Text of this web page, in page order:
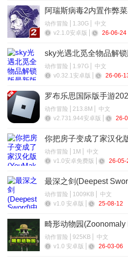
肤等内容，保持游戏的新鲜感和可玩性
阿瑞斯病毒2内置作弊
动作冒险 1.30G
中文
v2.1.0安卓版
26-06-24
sky光遇北觅全物品解
动作冒险 1.97G
中文
v0.32.1安卓版
26-06-
罗布乐思国际版手游
动作冒险 213.8M
中文
v2.731.944安卓版
26-
你把房子变成了家汉化
动作冒险 1M
中文
v1.0安卓免费版
26-05-
最深之剑(Deepest
机版
动作冒险 1009KB
中文
v1.0 安卓版
25-08-12
畸形动物园(Zoonomaly
手机版
动作冒险 925KB
中文
v1.0 安卓版
26-03-06